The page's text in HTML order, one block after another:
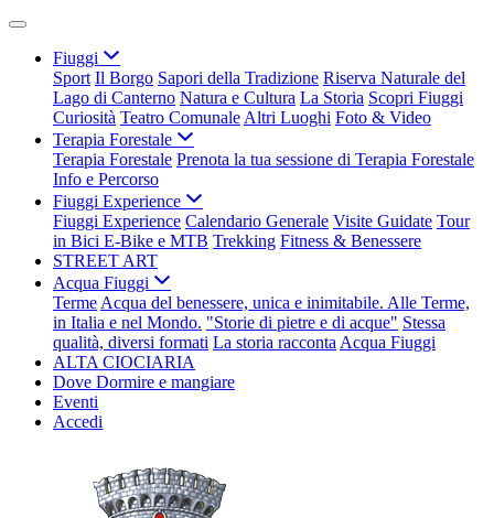
Fiuggi
Sport Il Borgo Sapori della Tradizione Riserva Naturale del
Lago di Canterno Natura e Cultura La Storia Scopri Fiuggi
Curiosità Teatro Comunale Altri Luoghi Foto & Video
Terapia Forestale
Terapia Forestale Prenota la tua sessione di Terapia Forestale
Info e Percorso
Fiuggi Experience
Fiuggi Experience Calendario Generale Visite Guidate Tour
in Bici E-Bike e MTB Trekking Fitness & Benessere
STREET ART
Acqua Fiuggi
Terme Acqua del benessere, unica e inimitabile. Alle Terme,
in Italia e nel Mondo. "Storie di pietre e di acque" Stessa
qualità, diversi formati La storia racconta Acqua Fiuggi
ALTA CIOCIARIA
Dove Dormire e mangiare
Eventi
Accedi